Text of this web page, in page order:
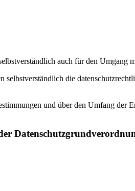
auch für den Umgang
die
und über den Umfang der